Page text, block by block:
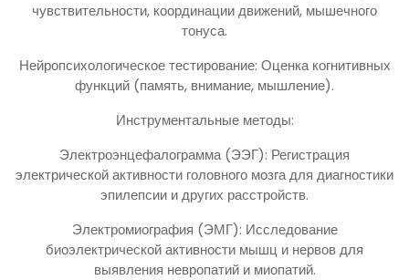
чувствительности, координации движений, мышечного
тонуса.
Нейропсихологическое тестирование: Оценка когнитивных
функций (память, внимание, мышление).
Инструментальные методы:
Электроэнцефалограмма (ЭЭГ): Регистрация
электрической активности головного мозга для диагностики
эпилепсии и других расстройств.
Электромиография (ЭМГ): Исследование
биоэлектрической активности мышц и нервов для
выявления невропатий и миопатий.